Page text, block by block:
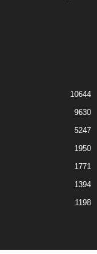
10644
9630
5247
1950
1771
1394
1198